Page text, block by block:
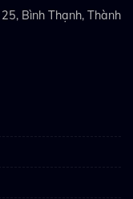
Bình Thạnh, Thành